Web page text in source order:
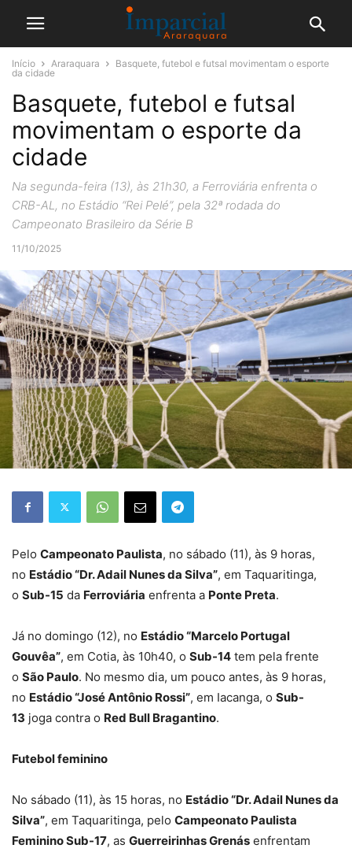
Início Araraquara
Basquete, futebol e futsal movimentam o esporte
da cidade
Basquete, futebol e futsal
movimentam o esporte da
cidade
Na segunda-feira (13), às 21h30, a Ferroviária enfrenta o
CRB-AL, no Estádio “Rei Pelé”, pela 32ª rodada do
Campeonato Brasileiro da Série B
11/10/2025
Pelo Campeonato Paulista, no sábado (11), às 9 horas,
no Estádio “Dr. Adail Nunes da Silva”, em Taquaritinga,
o Sub-15 da Ferroviária enfrenta a Ponte Preta.
Já no domingo (12), no Estádio “Marcelo Portugal
Gouvêa”, em Cotia, às 10h40, o Sub-14 tem pela frente
o São Paulo. No mesmo dia, um pouco antes, às 9 horas,
no Estádio “José Antônio Rossi”, em Iacanga, o Sub-
13 joga contra o Red Bull Bragantino.
Futebol feminino
No sábado (11), às 15 horas, no Estádio “Dr. Adail Nunes da
Silva”, em Taquaritinga, pelo Campeonato Paulista
Feminino Sub-17, as Guerreirinhas Grenás enfrentam